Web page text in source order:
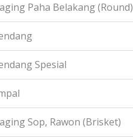
Paha Belakang (Round)
Spesial
Sop, Rawon (Brisket)